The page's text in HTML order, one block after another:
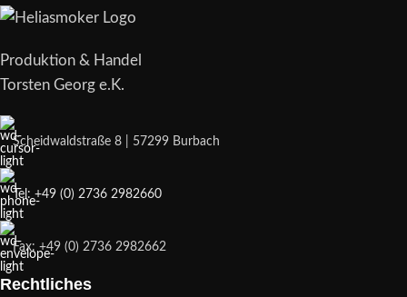
Produktion & Handel
Torsten Georg e.K.
Scheidwaldstraße 8 | 57299 Burbach
Tel: +49 (0) 2736 2982660
Fax: +49 (0) 2736 2982662
Rechtliches